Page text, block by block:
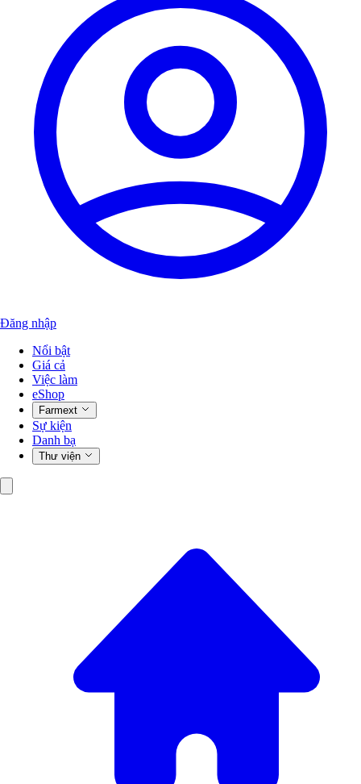
Đăng nhập
Nổi bật
Giá cả
Việc làm
eShop
Farmext
Sự kiện
Danh bạ
Thư viện